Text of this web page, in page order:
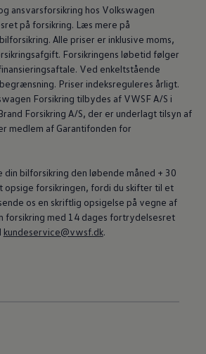
ansvarsforsikring hos Volkswagen
på forsikring. Læs mere på
Alle priser er inklusive moms,
Forsikringens løbetid følger
Ved enkeltstående
Priser indeksreguleres årligt.
Forsikring tilbydes af VWSF A/S i
Forsikring A/S, der er underlagt tilsyn af
medlem af Garantifonden for
din bilforsikring den løbende måned + 30
opsige forsikringen, fordi du skifter til et
os en skriftlig opsigelse på vegne af
forsikring med 14 dages fortrydelsesret
kundeservice@vwsf.dk.